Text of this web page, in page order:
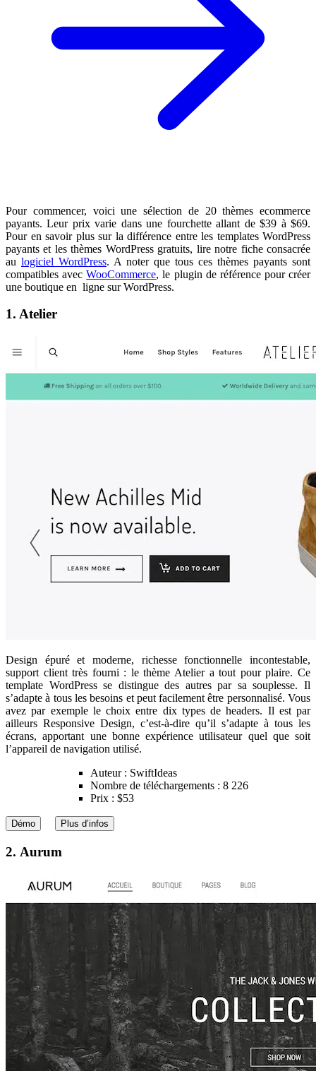
Pour commencer, voici une sélection de 20 thèmes ecommerce
payants. Leur prix varie dans une fourchette allant de $39 à $69.
Pour en savoir plus sur la différence entre les templates WordPress
payants et les thèmes WordPress gratuits, lire notre fiche consacrée
au logiciel WordPress. A noter que tous ces thèmes payants sont
compatibles avecWooCommerce, le plugin de référence pour créer
une boutique en ligne sur WordPress.
1. Atelier
Design épuré et moderne, richesse fonctionnelle incontestable,
support client très fourni : le thème Atelier a tout pour plaire. Ce
template WordPress se distingue des autres par sa souplesse. Il
s’adapte à tous les besoins et peut facilement être personnalisé. Vous
avez par exemple le choix entre dix types de headers. Il est par
ailleurs Responsive Design, c’est-à-dire qu’il s’adapte à tous les
écrans, apportant une bonne expérience utilisateur quel que soit
l’appareil de navigation utilisé.
Auteur : SwiftIdeas
Nombre de téléchargements : 8 226
Prix : $53
Démo Plus d’infos
2. Aurum